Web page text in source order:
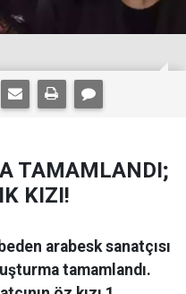
TAMAMLANDI;
KIZI!
arabesk sanatçısı
tamamlandı.